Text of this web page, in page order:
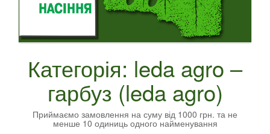
Категорія: leda agro –
гарбуз (leda agro)
Приймаємо замовлення на суму від 1000 грн. та не
менше 10 одиниць одного найменування